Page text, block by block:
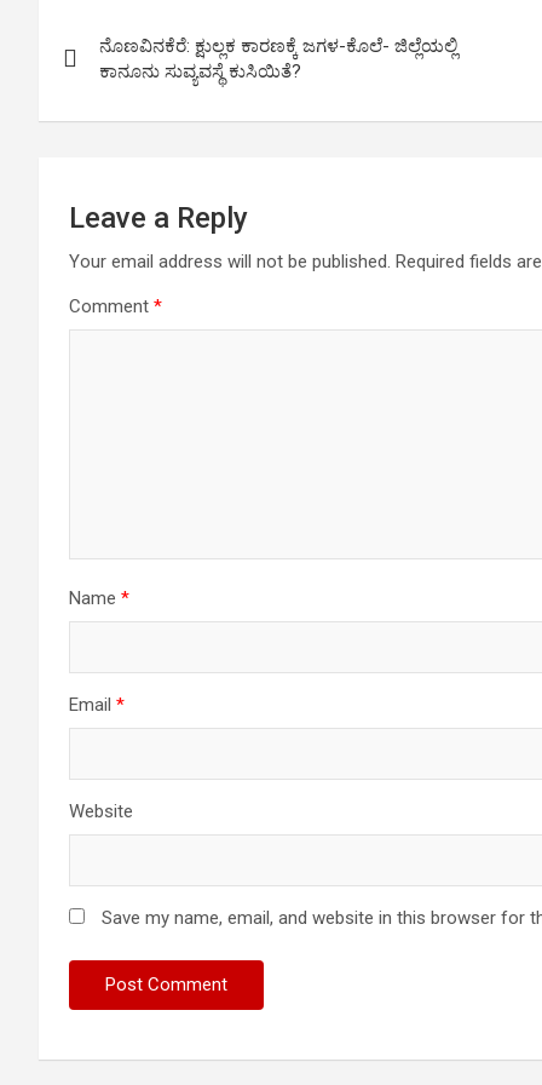
k
p
n
m
navigation
ನೊಣವಿನಕೆರೆ: ಕ್ಷುಲ್ಲಕ ಕಾರಣಕ್ಕೆ ಜಗಳ-ಕೊಲೆ- ಜಿಲ್ಲೆಯಲ್ಲಿ
ಕಾನೂನು ಸುವ್ಯವಸ್ಥೆ ಕುಸಿಯಿತೆ?
Leave a Reply
Your email address will not be published. Required fields
Comment *
Name *
Email *
Website
Save my name, email, and website in this browser for